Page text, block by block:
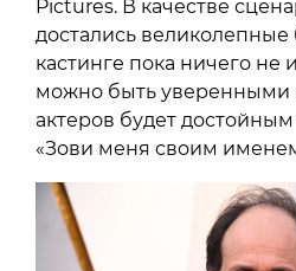
Pictures. В качестве
достались
кастинге пока ничего не
можно быть уверенными
актеров будет
«Зови меня своим